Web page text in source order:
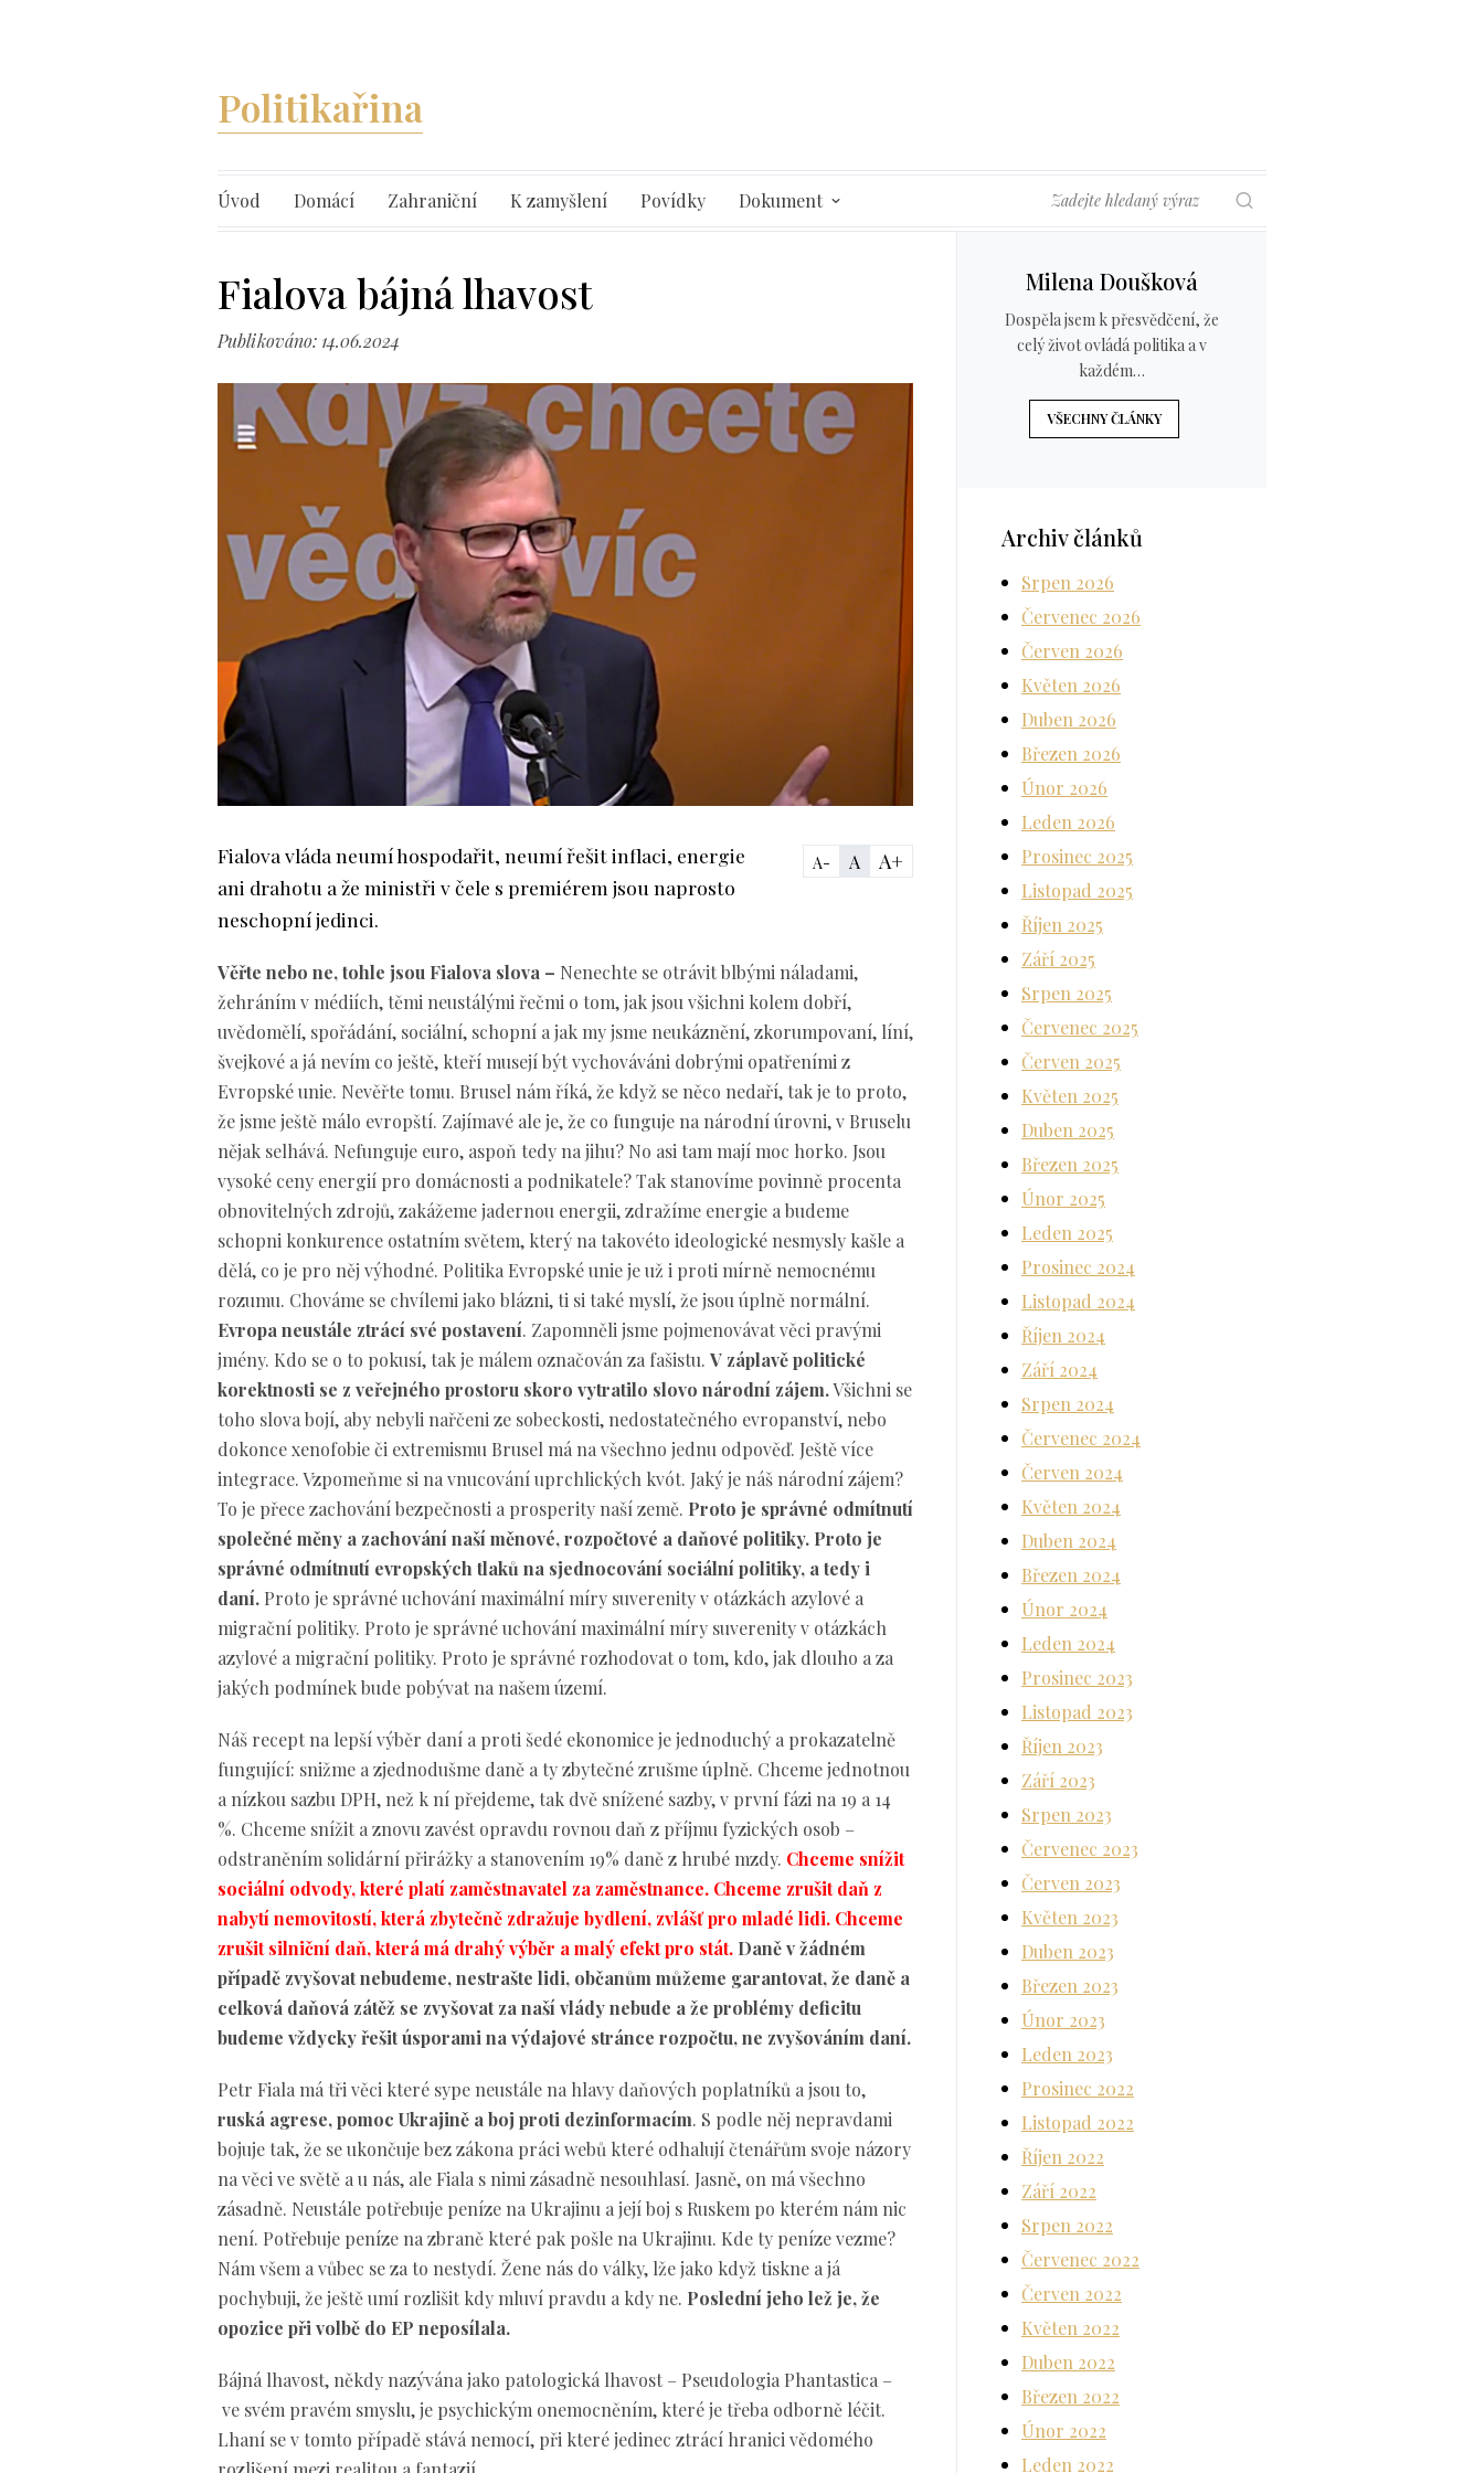
Politikařina
Úvod Domácí Zahraniční K zamyšlení Povídky Dokument
Fialova bájná lhavost
Publikováno: 14.06.2024
A- A A+
Fialova vláda neumí hospodařit, neumí řešit inflaci, energie
ani drahotu a že ministři v čele s premiérem jsou naprosto
neschopní jedinci.
Věřte nebo ne, tohle jsou Fialova slova – Nenechte se otrávit blbými náladami,
žehráním v médiích, těmi neustálými řečmi o tom, jak jsou všichni kolem dobří,
uvědomělí, spořádání, sociální, schopní a jak my jsme neukáznění, zkorumpovaní, líní,
švejkové a já nevím co ještě, kteří musejí být vychováváni dobrými opatřeními z
Evropské unie. Nevěřte tomu. Brusel nám říká, že když se něco nedaří, tak je to proto,
že jsme ještě málo evropští. Zajímavé ale je, že co funguje na národní úrovni, v Bruselu
nějak selhává. Nefunguje euro, aspoň tedy na jihu? No asi tam mají moc horko. Jsou
vysoké ceny energií pro domácnosti a podnikatele? Tak stanovíme povinně procenta
obnovitelných zdrojů, zakážeme jadernou energii, zdražíme energie a budeme
schopni konkurence ostatním světem, který na takovéto ideologické nesmysly kašle a
dělá, co je pro něj výhodné. Politika Evropské unie je už i proti mírně nemocnému
rozumu. Chováme se chvílemi jako blázni, ti si také myslí, že jsou úplně normální.
Evropa neustále ztrácí své postavení. Zapomněli jsme pojmenovávat věci pravými
jmény. Kdo se o to pokusí, tak je málem označován za fašistu. V záplavě politické
korektnosti se z veřejného prostoru skoro vytratilo slovo národní zájem.Všichni se
toho slova bojí, aby nebyli nařčeni ze sobeckosti, nedostatečného evropanství, nebo
dokonce xenofobie či extremismu Brusel má na všechno jednu odpověď. Ještě více
integrace. Vzpomeňme si na vnucování uprchlických kvót. Jaký je náš národní zájem?
To je přece zachování bezpečnosti a prosperity naší země. Proto je správné odmítnutí
společné měny a zachování naší měnové, rozpočtové a daňové politiky. Proto je
správné odmítnutí evropských tlaků na sjednocování sociální politiky, a tedy i
daní. Proto je správné uchování maximální míry suverenity v otázkách azylové a
migrační politiky. Proto je správné uchování maximální míry suverenity v otázkách
azylové a migrační politiky. Proto je správné rozhodovat o tom, kdo, jak dlouho a za
jakých podmínek bude pobývat na našem území.
Náš recept na lepší výběr daní a proti šedé ekonomice je jednoduchý a prokazatelně
fungující: snižme a zjednodušme daně a ty zbytečné zrušme úplně. Chceme jednotnou
a nízkou sazbu DPH, než k ní přejdeme, tak dvě snížené sazby, v první fázi na 19 a 14
%. Chceme snížit a znovu zavést opravdu rovnou daň z příjmu fyzických osob –
odstraněním solidární přirážky a stanovením 19% daně z hrubé mzdy. Chceme snížit
sociální odvody, které platí zaměstnavatel za zaměstnance. Chceme zrušit daň z
nabytí nemovitostí, která zbytečně zdražuje bydlení, zvlášť pro mladé lidi. Chceme
zrušit silniční daň, která má drahý výběr a malý efekt pro stát. Daně v žádném
případě zvyšovat nebudeme, nestrašte lidi, občanům můžeme garantovat, že daně a
celková daňová zátěž se zvyšovat za naší vlády nebude a že problémy deficitu
budeme vždycky řešit úsporami na výdajové stránce rozpočtu, ne zvyšováním daní.
Petr Fiala má tři věci které sype neustále na hlavy daňových poplatníků a jsou to,
ruská agrese, pomoc Ukrajině a boj proti dezinformacím. S podle něj nepravdami
bojuje tak, že se ukončuje bez zákona práci webů které odhalují čtenářům svoje názory
na věci ve světě a u nás, ale Fiala s nimi zásadně nesouhlasí. Jasně, on má všechno
zásadně. Neustále potřebuje peníze na Ukrajinu a její boj s Ruskem po kterém nám nic
není. Potřebuje peníze na zbraně které pak pošle na Ukrajinu. Kde ty peníze vezme?
Nám všem a vůbec se za to nestydí. Žene nás do války, lže jako když tiskne a já
pochybuji, že ještě umí rozlišit kdy mluví pravdu a kdy ne. Poslední jeho lež je, že
opozice při volbě do EP neposílala.
Bájná lhavost, někdy nazývána jako patologická lhavost – Pseudologia Phantastica –
ve svém pravém smyslu, je psychickým onemocněním, které je třeba odborně léčit.
Lhaní se v tomto případě stává nemocí, při které jedinec ztrácí hranici vědomého
Milena Doušková
Dospěla jsem k přesvědčení, že
celý život ovládá politika a v
každém…
VŠECHNY ČLÁNKY
Archiv článků
Srpen 2026
Červenec 2026
Červen 2026
Květen 2026
Duben 2026
Březen 2026
Únor 2026
Leden 2026
Prosinec 2025
Listopad 2025
Říjen 2025
Září 2025
Srpen 2025
Červenec 2025
Červen 2025
Květen 2025
Duben 2025
Březen 2025
Únor 2025
Leden 2025
Prosinec 2024
Listopad 2024
Říjen 2024
Září 2024
Srpen 2024
Červenec 2024
Červen 2024
Květen 2024
Duben 2024
Březen 2024
Únor 2024
Leden 2024
Prosinec 2023
Listopad 2023
Říjen 2023
Září 2023
Srpen 2023
Červenec 2023
Červen 2023
Květen 2023
Duben 2023
Březen 2023
Únor 2023
Leden 2023
Prosinec 2022
Listopad 2022
Říjen 2022
Září 2022
Srpen 2022
Červenec 2022
Červen 2022
Květen 2022
Duben 2022
Březen 2022
Únor 2022
Leden 2022